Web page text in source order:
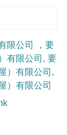
限公司 ，要
有限公司, 要
）有限公司,
）有限公司